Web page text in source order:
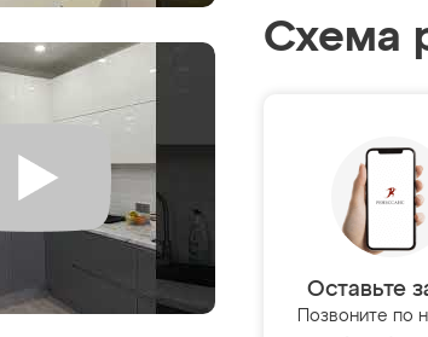
Схема
Оставьте
Позвоните по